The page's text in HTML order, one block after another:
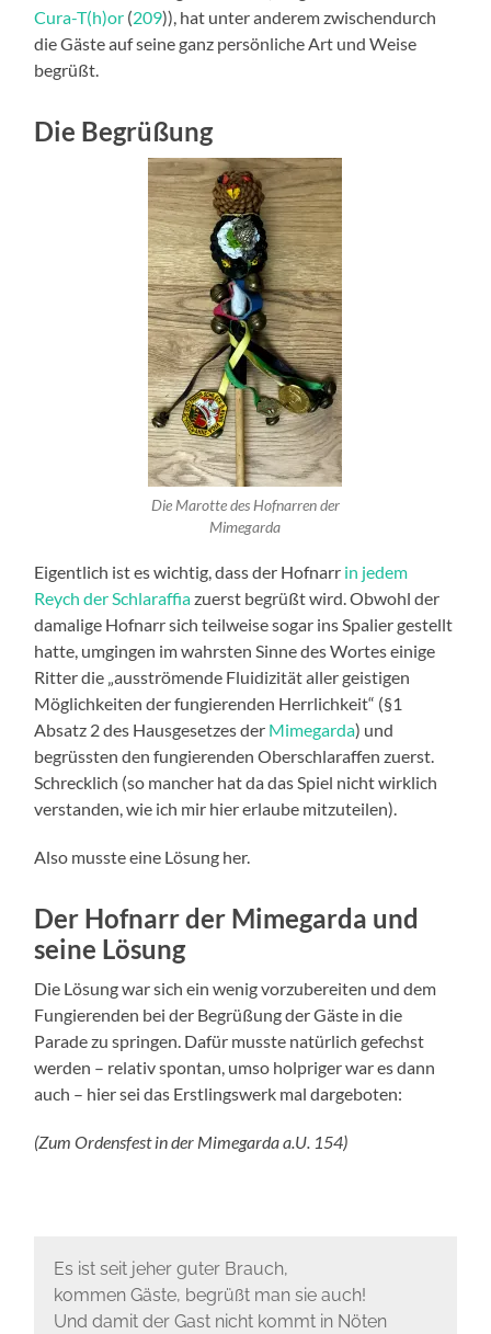
Cura-T(h)or (209)), hat unter anderem zwischendurch
die Gäste auf seine ganz persönliche Art und Weise
begrüßt.
Die Begrüßung
Die Marotte des Hofnarren der
Mimegarda
Eigentlich ist es wichtig, dass der Hofnarr in jedem
Reych der Schlaraffiazuerst begrüßt wird. Obwohl der
damalige Hofnarr sich teilweise sogar ins Spalier gestellt
hatte, umgingen im wahrsten Sinne des Wortes einige
Ritter die „ausströmende Fluidizität aller geistigen
Möglichkeiten der fungierenden Herrlichkeit“ (§1
Absatz 2 des Hausgesetzes der Mimegarda) und
begrüssten den fungierenden Oberschlaraffen zuerst.
Schrecklich (so mancher hat da das Spiel nicht wirklich
verstanden, wie ich mir hier erlaube mitzuteilen).
Also musste eine Lösung her.
Der Hofnarr der Mimegarda und
seine Lösung
Die Lösung war sich ein wenig vorzubereiten und dem
Fungierenden bei der Begrüßung der Gäste in die
Parade zu springen. Dafür musste natürlich gefechst
werden – relativ spontan, umso holpriger war es dann
auch – hier sei das Erstlingswerk mal dargeboten:
(Zum Ordensfest in der Mimegarda a.U. 154)
Es ist seit jeher guter Brauch,
kommen Gäste, begrüßt man sie auch!
Und damit der Gast nicht kommt in Nöten